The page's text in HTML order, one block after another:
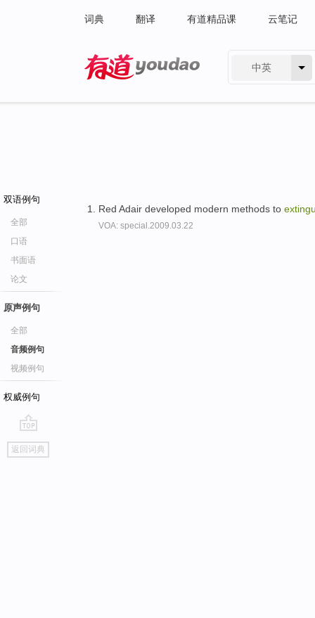
词典 翻译 有道精品课 云笔记
中英
双语例句
全部
口语
书面语
论文
原声例句
全部
音频例句
视频例句
权威例句
go
top
返回词典
Red Adair developed modern methods to
VOA: special.2009.03.22